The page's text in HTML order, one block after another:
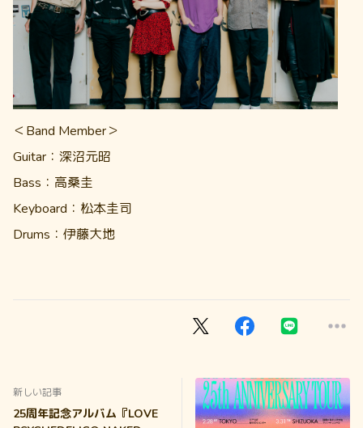
＜Band Member＞
Guitar：深沼元昭
Bass：高桑圭
Keyboard：松本圭司
Drums：伊藤大地
新しい記事
25周年記念アルバム『LOVE